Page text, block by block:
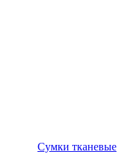
Сумки тканевые